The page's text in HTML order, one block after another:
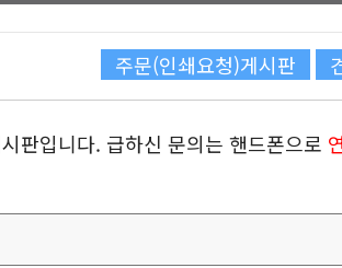
주문(인쇄요청)게시판
판입니다. 급하신 문의는 핸드폰으로